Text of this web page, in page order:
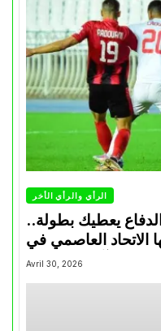
الرأي والرأي الأخر
يعطيك بطولة..
الاتحاد العاصمي في
تتويجاته آخر السنوات
Avril 30, 2026